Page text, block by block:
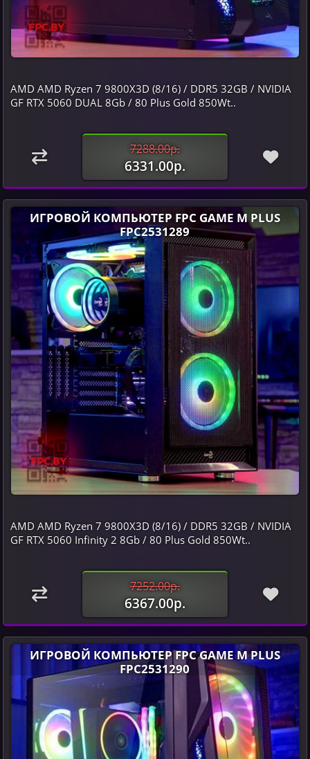
AMD AMD Ryzen 7 9800X3D (8/16) / DDR5 32GB / NVIDIA
GF RTX 5060 DUAL 8Gb / 80 Plus Gold 850Wt..
7288.00р.
6331.00р.
ИГРОВОЙ КОМПЬЮТЕР FPC GAME M PLUS
FPC2531289
AMD AMD Ryzen 7 9800X3D (8/16) / DDR5 32GB / NVIDIA
GF RTX 5060 Infinity 2 8Gb / 80 Plus Gold 850Wt..
7252.00р.
6367.00р.
ИГРОВОЙ КОМПЬЮТЕР FPC GAME M PLUS
FPC2531290